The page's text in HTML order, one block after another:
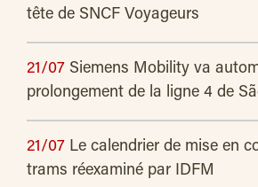
tête de SNCF Voyageurs
21/07 Siemens Mobility va
prolongement de la ligne 4 de
21/07 Le calendrier de mise en
trams réexaminé par IDFM